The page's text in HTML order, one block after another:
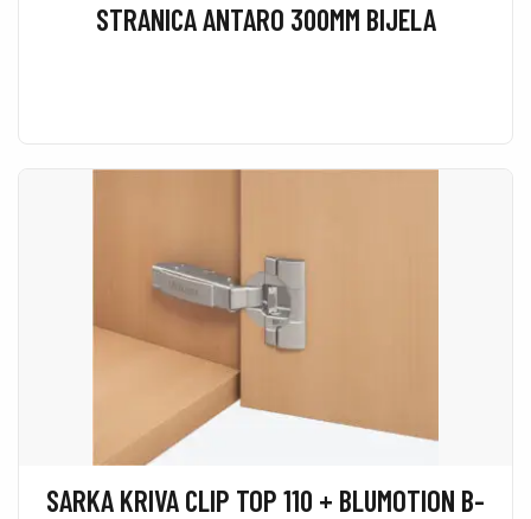
STRANICA ANTARO 300MM BIJELA
SARKA KRIVA CLIP TOP 110 + BLUMOTION B-